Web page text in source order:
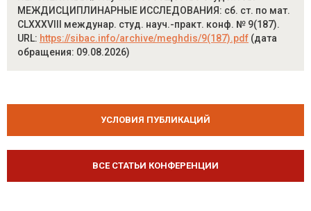
МЕЖДИСЦИПЛИНАРНЫЕ ИССЛЕДОВАНИЯ: сб. ст. по мат.
CLXXXVIII междунар. студ. науч.-практ. конф. № 9(187).
URL: https://sibac.info/archive/meghdis/9(187).pdf (дата
обращения: 09.08.2026)
УСЛОВИЯ ПУБЛИКАЦИЙ
ВСЕ СТАТЬИ КОНФЕРЕНЦИИ